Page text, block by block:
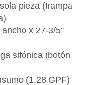
pieza (trampa
ancho x 27-3/5"
sifónica (botón
(1,28 GPF)